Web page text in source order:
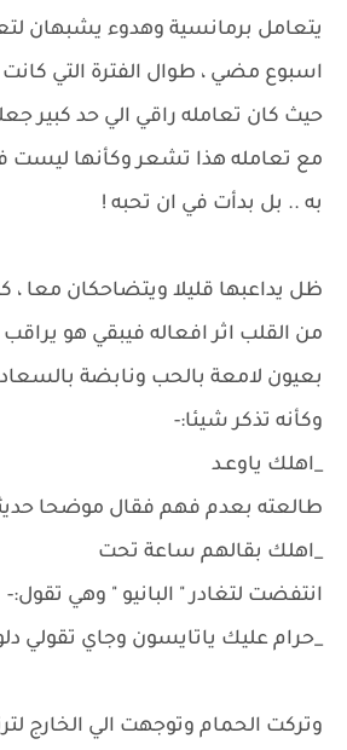
يتعامل برمانسية وهدوء يشبهان
اسبوع مضي ، طوال الفترة التي
حيث كان تعامله راقي الي حد كبير
مع تعامله هذا تشعر وكأنها
به .. بل بدأت في ان تحبه !
ظل يداعبها قليلا ويتضاحكان معا ،
من القلب اثر افعاله فيبقي هو
بعيون لامعة بالحب ونابضة
وكأنه تذكر شيئا:-
_اهلك ياوعـد
طالعته بعدم فهم فقال موضحا
_اهلك بقالهم ساعة تحت
انتفضت لتغادر " البانيو " وهي تقول:-
_حرام عليك ياتايسون وجاي تقولي
وتركت الحمام وتوجهت الي الخارج